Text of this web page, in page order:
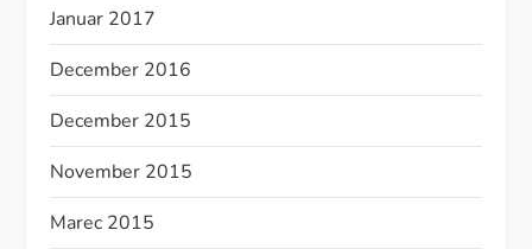
Januar 2017
December 2016
December 2015
November 2015
Marec 2015